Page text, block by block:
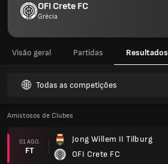
OFI Crete FC
Grécia
Visão geral Partidas Resultados
Todas as competições
Amistosos de Clubes
01 AGO.
FT
Jong Willem II Tilburg
OFI Crete FC